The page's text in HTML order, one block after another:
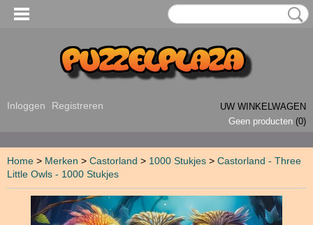
Inloggen Registreren
UW WINKELWAGEN
Geen producten (0)
Home > Merken > Castorland > 1000 Stukjes > Castorland - Three
Little Owls - 1000 Stukjes